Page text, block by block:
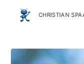
CHRISTIAN